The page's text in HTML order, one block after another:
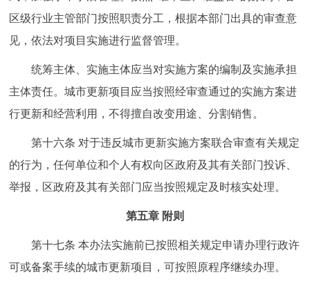
区级行业主管部门按照职责分工，根据本部门出具的审查意
见，依法对项目实施进行监督管理。
统筹主体、实施主体应当对实施方案的编制及实施承担
主体责任。城市更新项目应当按照经审查通过的实施方案进
行更新和经营利用，不得擅自改变用途、分割销售。
第十六条 对于违反城市更新实施方案联合审查有关规定
的行为，任何单位和个人有权向区政府及其有关部门投诉、
举报，区政府及其有关部门应当按照规定及时核实处理。
第五章 附则
第十七条 本办法实施前已按照相关规定申请办理行政许
可或备案手续的城市更新项目，可按照原程序继续办理。